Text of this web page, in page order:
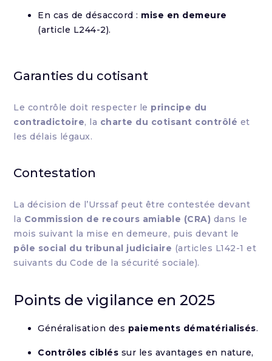
En cas de désaccord : mise en demeure
(article L244-2).
Garanties du cotisant
Le contrôle doit respecter le principe du
contradictoire, la charte du cotisant contrôlé et
les délais légaux.
Contestation
La décision de l’Urssaf peut être contestée devant
la Commission de recours amiable (CRA) dans le
mois suivant la mise en demeure, puis devant le
pôle social du tribunal judiciaire (articles L142-1 et
suivants du Code de la sécurité sociale).
Points de vigilance en 2025
Généralisation des paiements dématérialisés.
Contrôles ciblés sur les avantages en nature,